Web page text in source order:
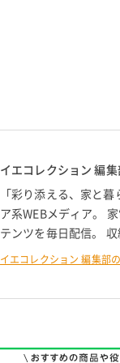
イエコレクション 編
「彩り添える、家と
ア系WEBメディア。
テンツを毎日配信。
イエコレクション 編集部